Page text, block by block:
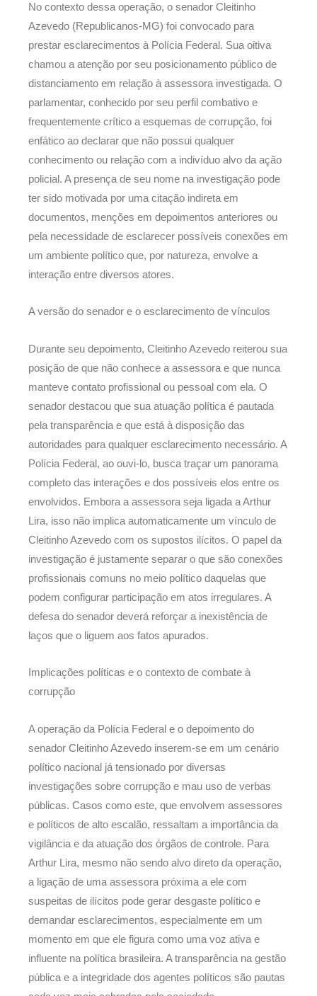
No contexto dessa operação, o senador Cleitinho
Azevedo (Republicanos-MG) foi convocado para
prestar esclarecimentos à Polícia Federal. Sua oitiva
chamou a atenção por seu posicionamento público de
distanciamento em relação à assessora investigada. O
parlamentar, conhecido por seu perfil combativo e
frequentemente crítico a esquemas de corrupção, foi
enfático ao declarar que não possui qualquer
conhecimento ou relação com a indivíduo alvo da ação
policial. A presença de seu nome na investigação pode
ter sido motivada por uma citação indireta em
documentos, menções em depoimentos anteriores ou
pela necessidade de esclarecer possíveis conexões em
um ambiente político que, por natureza, envolve a
interação entre diversos atores.
A versão do senador e o esclarecimento de vínculos
Durante seu depoimento, Cleitinho Azevedo reiterou sua
posição de que não conhece a assessora e que nunca
manteve contato profissional ou pessoal com ela. O
senador destacou que sua atuação política é pautada
pela transparência e que está à disposição das
autoridades para qualquer esclarecimento necessário. A
Polícia Federal, ao ouvi-lo, busca traçar um panorama
completo das interações e dos possíveis elos entre os
envolvidos. Embora a assessora seja ligada a Arthur
Lira, isso não implica automaticamente um vínculo de
Cleitinho Azevedo com os supostos ilícitos. O papel da
investigação é justamente separar o que são conexões
profissionais comuns no meio político daquelas que
podem configurar participação em atos irregulares. A
defesa do senador deverá reforçar a inexistência de
laços que o liguem aos fatos apurados.
Implicações políticas e o contexto de combate à
corrupção
A operação da Polícia Federal e o depoimento do
senador Cleitinho Azevedo inserem-se em um cenário
político nacional já tensionado por diversas
investigações sobre corrupção e mau uso de verbas
públicas. Casos como este, que envolvem assessores
e políticos de alto escalão, ressaltam a importância da
vigilância e da atuação dos órgãos de controle. Para
Arthur Lira, mesmo não sendo alvo direto da operação,
a ligação de uma assessora próxima a ele com
suspeitas de ilícitos pode gerar desgaste político e
demandar esclarecimentos, especialmente em um
momento em que ele figura como uma voz ativa e
influente na política brasileira. A transparência na gestão
pública e a integridade dos agentes políticos são pautas